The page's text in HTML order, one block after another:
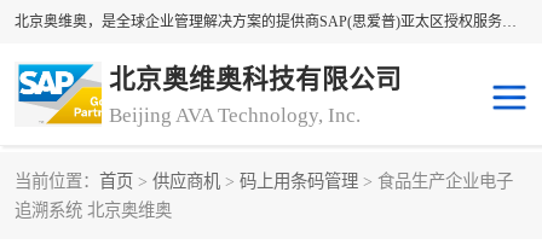
北京奥维奥，是全球企业管理解决方案的提供商SAP(思爱普)亚太区授权服务商领军者，SAP金牌服务商和代理商。企业ERP系统软件，SAP软件实施，17年来服务客户1500多家。提供SAP Business One，SAP Business ByDesign，SAP S/4HANA Cloud，SAP Analytics Cloud （分析云）等产品与解决方案。咨询专线：400-890-8880
北京奥维奥科技有限公司
Beijing AVA Technology, Inc.
当前位置： 首页 > 供应商机 > 码上用条码管理 > 食品生产企业电子
追溯系统 北京奥维奥
sap系统